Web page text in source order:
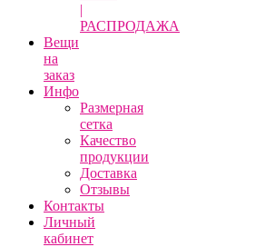
|
РАСПРОДАЖА
Вещи
на
заказ
Инфо
Размерная
сетка
Качество
продукции
Доставка
Отзывы
Контакты
Личный
кабинет